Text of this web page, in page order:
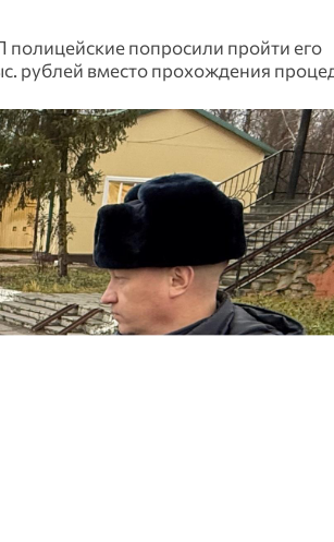
попросили пройти его
рублей вместо прохождения